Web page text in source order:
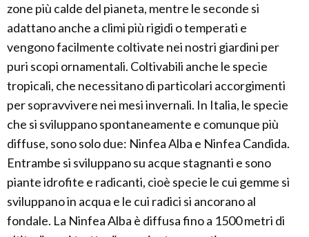
zone più calde del pianeta, mentre le seconde si
adattano anche a climi più rigidi o temperati e
vengono facilmente coltivate nei nostri giardini per
puri scopi ornamentali. Coltivabili anche le specie
tropicali, che necessitano di particolari accorgimenti
per sopravvivere nei mesi invernali. In Italia, le specie
che si sviluppano spontaneamente e comunque più
diffuse, sono solo due: Ninfea Alba e Ninfea Candida.
Entrambe si sviluppano su acque stagnanti e sono
piante idrofite e radicanti, cioè specie le cui gemme si
sviluppano in acqua e le cui radici si ancorano al
fondale. La Ninfea Alba è diffusa fino a 1500 metri di